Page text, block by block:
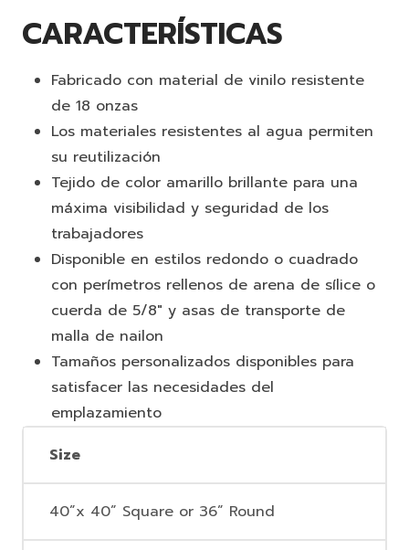
CARACTERÍSTICAS
Fabricado con material de vinilo resistente
de 18 onzas
Los materiales resistentes al agua permiten
su reutilización
Tejido de color amarillo brillante para una
máxima visibilidad y seguridad de los
trabajadores
Disponible en estilos redondo o cuadrado
con perímetros rellenos de arena de sílice o
cuerda de 5/8" y asas de transporte de
malla de nailon
Tamaños personalizados disponibles para
satisfacer las necesidades del
emplazamiento
Size
40”x 40” Square or 36” Round